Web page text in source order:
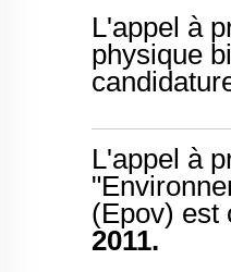
L'appel à
physique
L'appel à
(Epov) est
2011.